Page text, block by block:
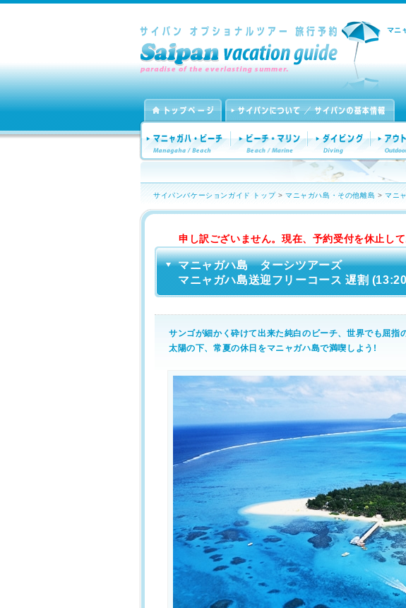
マニ
サイパンバケーションガイド トップ>マニャガハ島・その他離島 >マニ
申し訳ございません。現在、予約受付を休止して
マニャガハ島 ターシツアーズ
マニャガハ島送迎フリーコース 遅割
サンゴが細かく砕けて出来た純白のビーチ、世界でも屈指
太陽の下、常夏の休日をマニャガハ島で満喫しよう!